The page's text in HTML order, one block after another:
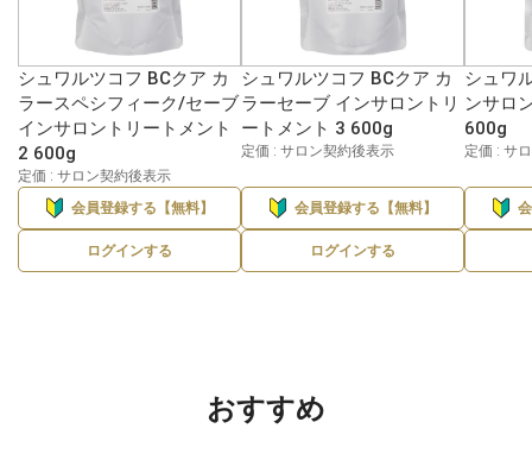
シュワルツコフ BCクア カ
ラースペシフィーク/セーブ
インサロントリートメント
2 600g
定価 : サロン契約後表示
会員登録する【無料】
ログインする
シュワルツコフ BCクア カ
ラーセーブ インサロントリ
ートメント 3 600g
定価 : サロン契約後表示
会員登録する【無料】
ログインする
シュワ
ンサロ
600g
定価 : サ
おすすめ